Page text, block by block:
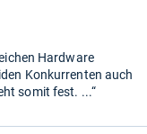
Hardware
Konkurrenten auch
somit fest. ...“